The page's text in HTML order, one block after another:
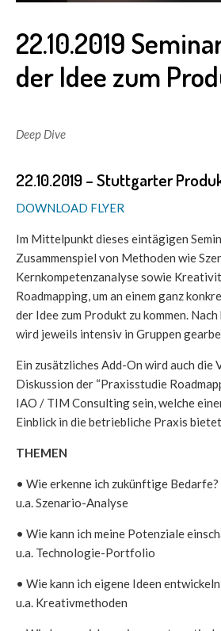
22.10.2019
der Idee zum
Deep Dive
22.10.2019 – Stuttgarter
DOWNLOAD FLYER
Im Mittelpunkt dieses eintägigen
Zusammenspiel von Methoden wie
Kernkompetenz­analyse sowie
Roadmapping, um an einem ganz
der Idee zum Produkt zu kommen.
wird jeweils intensiv in Gruppen
Ein zusätzliches Add-On wird auch die
Diskussion der “Praxisstudie
IAO / TIM Consulting sein, welche
Einblick in die betriebliche Praxis
THEMEN
• Wie erkenne ich zukünftige Bedarfe?
u.a. Szenario-Analyse
• Wie kann ich meine Potenziale
u.a. Technologie-Portfolio
• Wie kann ich eigene Ideen
u.a. Kreativmethoden